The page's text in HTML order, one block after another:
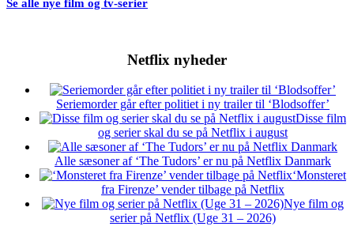
Se alle nye film og tv-serier
Netflix nyheder
Seriemorder går efter politiet i ny trailer til ‘Blodsoffer’
Disse film
og serier skal du se på Netflix i august
Alle sæsoner af ‘The Tudors’ er nu på Netflix Danmark
‘Monsteret
fra Firenze’ vender tilbage på Netflix
Nye film og
serier på Netflix (Uge 31 – 2026)